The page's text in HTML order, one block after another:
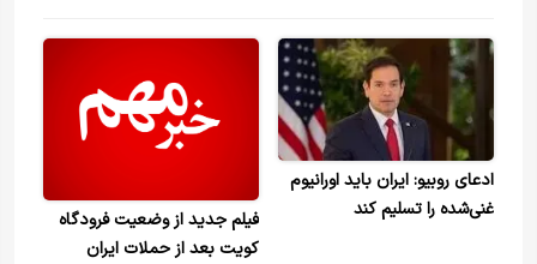
ادعای روبیو: ایران باید اورانیوم
غنی‌شده را تسلیم کند
فیلم جدید از وضعیت فرودگاه
کویت بعد از حملات ایران